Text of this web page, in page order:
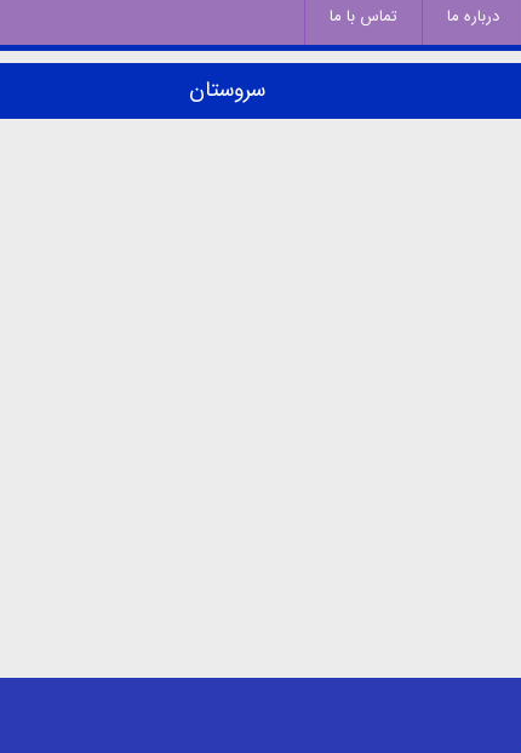
درباره ما تماس با ما
سروستان